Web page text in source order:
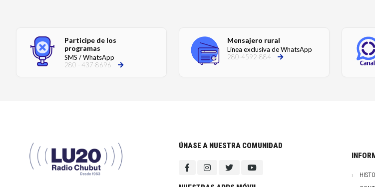
Participe de los
programas
SMS / WhatsApp
280 - 437-8696
Mensajero rural
Línea exclusiva de WhatsApp
280-4592-884
ÚNASE A NUESTRA COMUNIDAD